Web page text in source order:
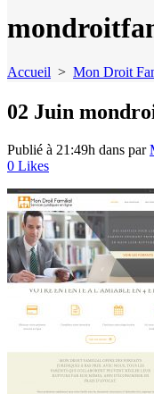
Accueil > Mon Droit
02 Juin
Publié à 21:49h dans par
0 Likes